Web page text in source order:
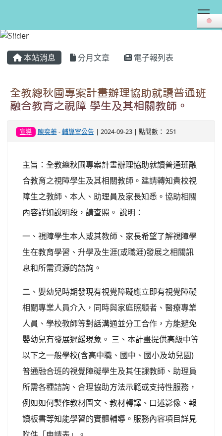
本站消息 分月文章 電子報列表
全教總秋圃專案計畫辦理協助就讀普通班
融合教育之視障 學生及其相關教師。
宣導 陳奕蓁-輔導室公告 | 2024-09-23 | 點閱數： 251
主旨：全教總秋圃專案計畫辦理協助就讀普通班融
合教育之視障學生及其相關教師。建請轉知貴校視
障生之教師、本人、助理員及家長知悉。協助相關
內容詳如說明段，請查照。 說明：
一、視障學生本人或其教師、家長希望了解視障學
生在教育學習、升學及生涯(或職涯)發展之相關訊
息和所需資源的諮詢。
二、嬰幼兒時期發現有視覺障礙應立即有視覺障礙
相關專業人員介入，同時與家庭照顧者、醫療專業
人員、學校教師等對話溝通並分工合作，方能避免
嬰幼兒有發展遲緩現象。 三、本計畫提供高級中等
以下之一般學校(含高中職、國中、國小及幼兒園)
普通融合班的視覺障礙學生及其任課教師、助理員
所需各種諮詢、合理協助方法示範或支持性服務，
例如如何製作教材圖文、教材轉譯、口述影像、報
讀板書等知能學習的實體輔導。服務內容項目詳見